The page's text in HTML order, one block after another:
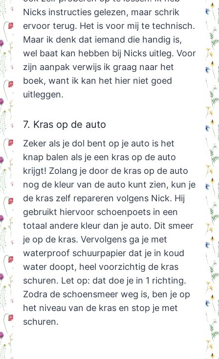
Nicks instructies gelezen, maar schrik
ervoor terug. Het is voor mij te technisch.
Maar ik denk dat iemand die handig is,
wel baat kan hebben bij Nicks uitleg. Voor
zijn aanpak verwijs ik graag naar het
boek, want ik kan het hier niet goed
uitleggen.
7. Kras op de auto
Zeker als je dol bent op je auto is het
knap balen als je een kras op de auto
krijgt! Zolang je door de kras op de auto
nog de kleur van de auto kunt zien, kun je
de kras zelf repareren volgens Nick. Hij
gebruikt hiervoor schoenpoets in een
totaal andere kleur dan je auto. Dit smeer
je op de kras. Vervolgens ga je met
waterproof schuurpapier dat je in koud
water doopt, heel voorzichtig de kras
schuren. Let op: dat doe je in 1 richting.
Zodra de schoensmeer weg is, ben je op
het niveau van de kras en stop je met
schuren.